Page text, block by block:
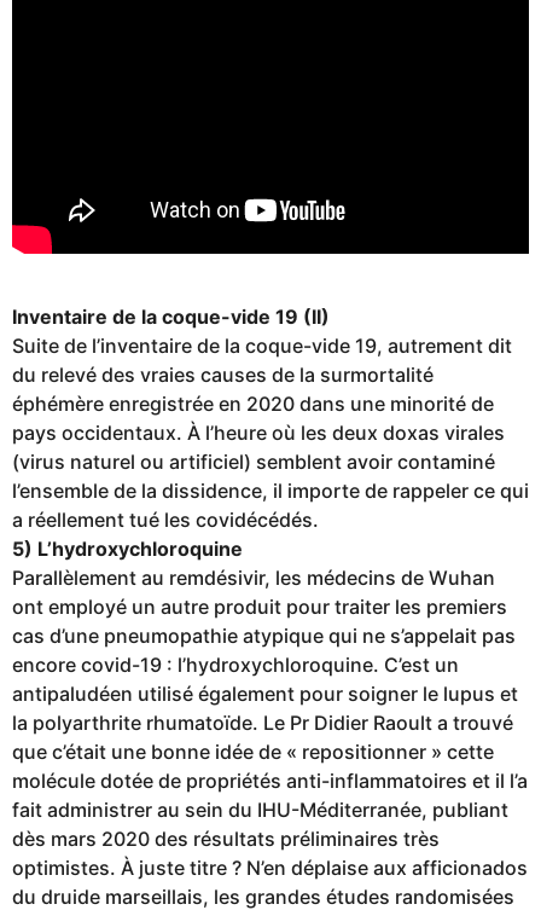
Inventaire de la coque-vide 19 (II)
Suite de l’inventaire de la coque-vide 19, autrement dit
du relevé des vraies causes de la surmortalité
éphémère enregistrée en 2020 dans une minorité de
pays occidentaux. À l’heure où les deux doxas virales
(virus naturel ou artificiel) semblent avoir contaminé
l’ensemble de la dissidence, il importe de rappeler ce qui
a réellement tué les covidécédés.
5) L’hydroxychloroquine
Parallèlement au remdésivir, les médecins de Wuhan
ont employé un autre produit pour traiter les premiers
cas d’une pneumopathie atypique qui ne s’appelait pas
encore covid-19 : l’hydroxychloroquine. C’est un
antipaludéen utilisé également pour soigner le lupus et
la polyarthrite rhumatoïde. Le Pr Didier Raoult a trouvé
que c’était une bonne idée de « repositionner » cette
molécule dotée de propriétés anti-inflammatoires et il l’a
fait administrer au sein du IHU-Méditerranée, publiant
dès mars 2020 des résultats préliminaires très
optimistes. À juste titre ? N’en déplaise aux afficionados
du druide marseillais, les grandes études randomisées